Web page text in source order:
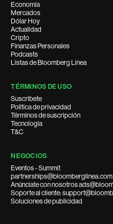
Economía
Mercados
Dólar Hoy
Actualidad
Cripto
Finanzas Personales
Podcasts
Listas de Bloomberg Línea
TÉRMINOS DE USO
Suscríbete
Política de privacidad
Términos de suscripción
Tecnología
T&C
NEGOCIOS
Eventos - Summit
partnerships@bloomberglinea.com
Anúnciate con nosotros
Soporte al cliente:
Soluciones de publicidad